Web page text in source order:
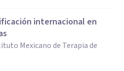
internacional en
Mexicano de Terapia de